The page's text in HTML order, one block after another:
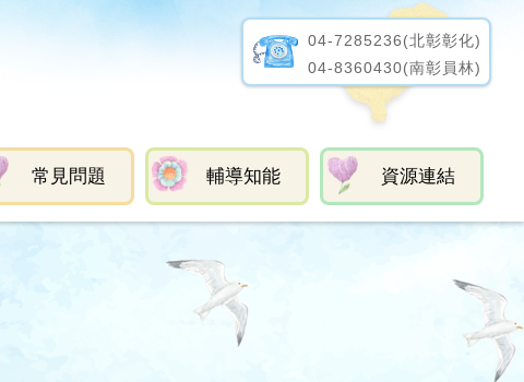
04-7285236(北彰彰化)
04-8360430(南彰員林)
常見問題 輔導知能 資源連結